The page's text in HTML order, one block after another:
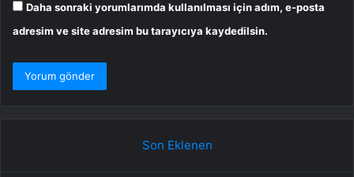
Daha sonraki yorumlarımda kullanılması için adım, e-posta
adresim ve site adresim bu tarayıcıya kaydedilsin.
Son Eklenen